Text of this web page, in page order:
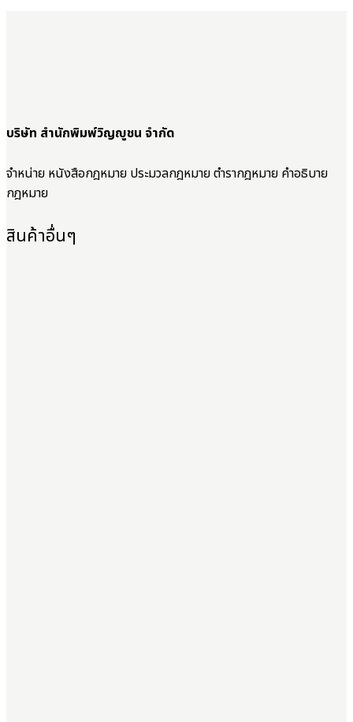
บริษัท สำนักพิมพ์วิญญูชน จำกัด
จำหน่าย หนังสือกฎหมาย ประมวลกฎหมาย ตำรากฎหมาย คำอธิบาย
กฎหมาย
สินค้าอื่นๆ